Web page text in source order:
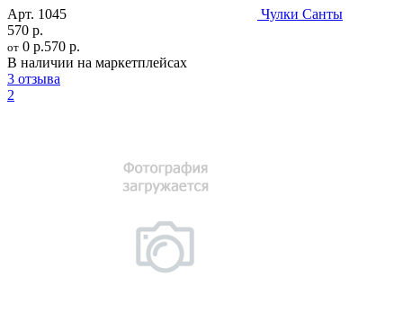
Арт. 1045
Чулки Санты
570 р.
от 0 р.570 р.
В наличии на маркетплейсах
3 отзыва
2